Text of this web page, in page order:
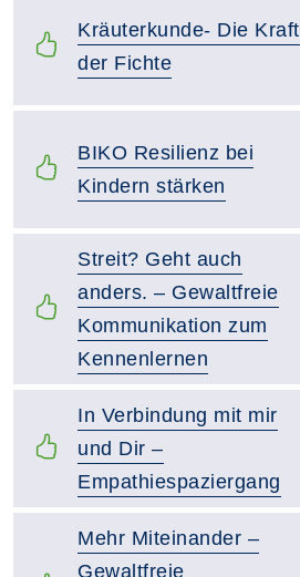
Kräuterkunde- Die Kraft
der Fichte
BIKO Resilienz bei
Kindern stärken
Streit? Geht auch
anders. – Gewaltfreie
Kommunikation zum
Kennenlernen
In Verbindung mit mir
und Dir –
Empathiespaziergang
Mehr Miteinander –
Gewaltfreie